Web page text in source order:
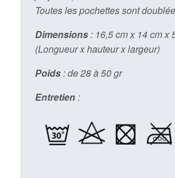
Toutes les pochettes sont
Dimensions: 16,5 cm x 14 cm x
(Longueur x hauteur x largeur)
Poids: de 28 à 50 gr
Entretien: